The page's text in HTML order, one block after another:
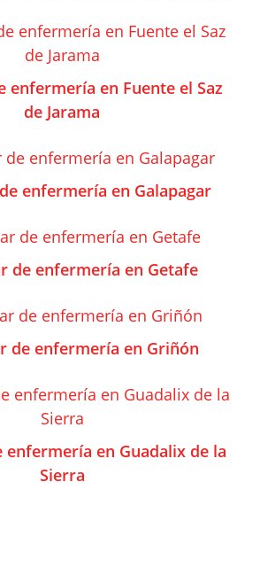
enfermería en Fuente el Saz
de Jarama
enfermería en Galapagar
de enfermería en Getafe
de enfermería en Griñón
enfermería en Guadalix de la
Sierra